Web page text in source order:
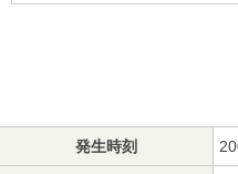
発生時刻